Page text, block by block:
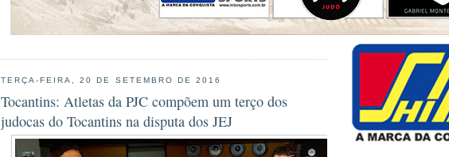
TERÇA-FEIRA, 20 DE SETEMBRO DE 2016
Tocantins: Atletas da PJC compõem um terço dos
judocas do Tocantins na disputa dos JEJ